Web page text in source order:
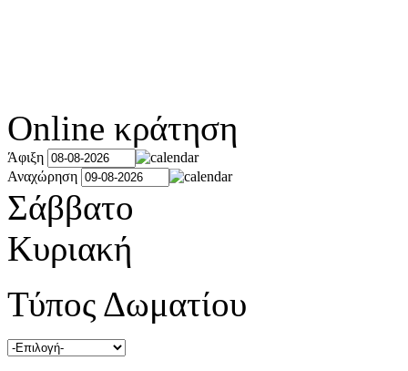
Online κράτηση
Άφιξη
Αναχώρηση
Σάββατο
Κυριακή
Τύπος Δωματίου